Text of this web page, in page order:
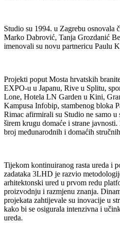
Studio su 1994. u Zagrebu osnovala
Marko Dabrović, Tanja Grozdanić
imenovali su novu partnericu Paulu
Projekti poput Mosta hrvatskih
EXPO-u u Japanu, Rive u Splitu,
Lone, Hotela LN Garden u Kini,
Kampusa Infobip, stambenog bloka
Rimac afirmirali su Studio ne samo
širem krugu domaće i strane
broj međunarodnih i domaćih
Tijekom kontinuiranog rasta ureda i
zadataka 3LHD je razvio
arhitektonski ured u prvom redu
proizvodnju i razmjenu znanja.
projekata zahtijevale su inovacije u
kako bi se osigurala intenzivna i
ureda.